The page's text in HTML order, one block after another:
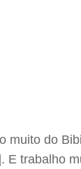
muito do
E trabalho